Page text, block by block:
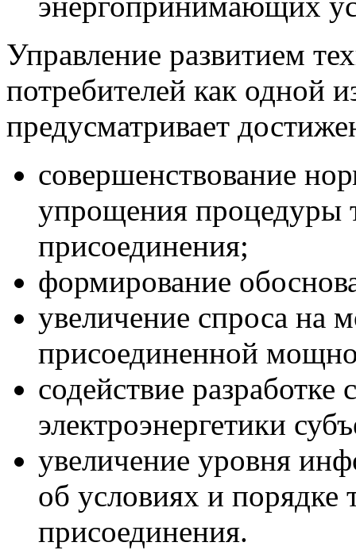
Управление развитием
потребителей как одной
предусматривает
совершенствование
упрощения процедуры
присоединения;
формирование
увеличение спроса на
присоединенной
содействие
электроэнергетики
увеличение уровня
об условиях и порядке
присоединения.